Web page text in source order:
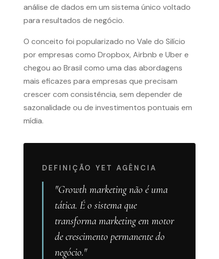
análise de dados em um sistema único voltado
para resultados de negócio.
O conceito foi popularizado no Vale do Silício
por empresas como Dropbox, Airbnb e Uber e
chegou ao Brasil como uma das abordagens
mais eficazes para empresas que precisam
crescer com consistência, sem depender de
sazonalidade ou de investimentos pontuais em
mídia.
DEFINIÇÃO YET AGÊNCIA
"Growth marketing não é uma
tática. É o sistema que
transforma marketing em motor
de crescimento permanente do
negócio."